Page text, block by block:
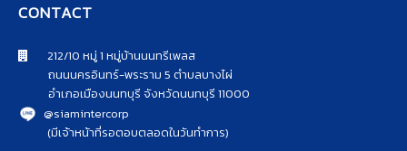
CONTACT
212/10 หมู่ 1 หมู่บ้านนนทรีเพลส
ถนนนครอินทร์-พระราม 5 ตำบลบางไผ่
อำเภอเมืองนนทบุรี จังหวัดนนทบุรี 11000
@siamintercorp
(มีเจ้าหน้าที่รอตอบตลอดในวันทำการ)